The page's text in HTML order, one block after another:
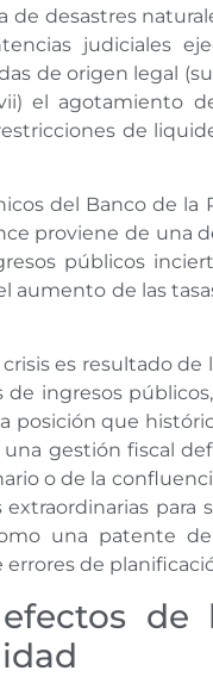
de desastres
judiciales
de origen legal
el agotamiento
de
del Banco de la
proviene de una
públicos
aumento de las
es resultado
de ingresos
posición que
gestión fiscal
o de la
una patente
de
de